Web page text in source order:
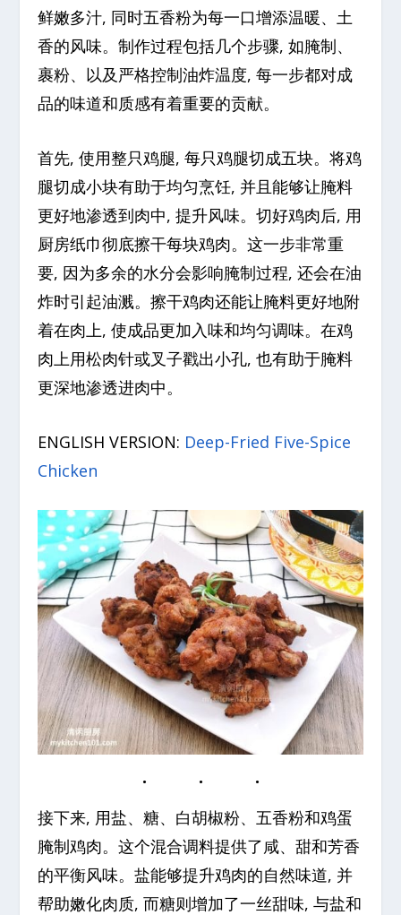
鲜嫩多汁, 同时五香粉为每一口增添温暖、土
香的风味。制作过程包括几个步骤, 如腌制、
裹粉、以及严格控制油炸温度, 每一步都对成
品的味道和质感有着重要的贡献。
首先, 使用整只鸡腿, 每只鸡腿切成五块。将鸡
腿切成小块有助于均匀烹饪, 并且能够让腌料
更好地渗透到肉中, 提升风味。切好鸡肉后, 用
厨房纸巾彻底擦干每块鸡肉。这一步非常重
要, 因为多余的水分会影响腌制过程, 还会在油
炸时引起油溅。擦干鸡肉还能让腌料更好地附
着在肉上, 使成品更加入味和均匀调味。在鸡
肉上用松肉针或叉子戳出小孔, 也有助于腌料
更深地渗透进肉中。
ENGLISH VERSION: Deep-Fried Five-Spice
Chicken
接下来, 用盐、糖、白胡椒粉、五香粉和鸡蛋
腌制鸡肉。这个混合调料提供了咸、甜和芳香
的平衡风味。盐能够提升鸡肉的自然味道, 并
帮助嫩化肉质, 而糖则增加了一丝甜味, 与盐和